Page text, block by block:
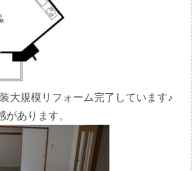
大規模リフォーム完了しています♪
あります。